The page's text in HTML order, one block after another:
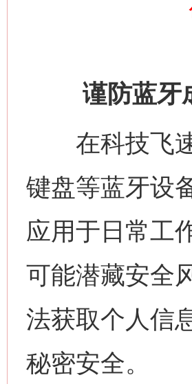
谨防蓝牙
在科技飞速
键盘等蓝牙设
应用于日常工
可能潜藏安全
法获取个人信
秘密安全。